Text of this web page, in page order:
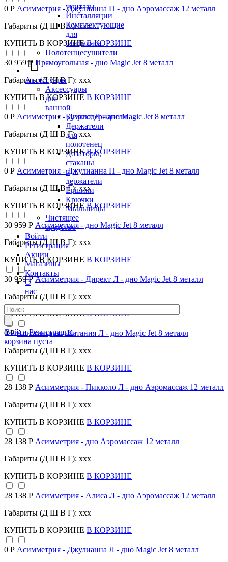
унитазы
Инсталляции
Комплектующие
для
санфаянса
Полотенцесушители
Аксессуары
Аксессуары
для
ванной
Бумагодержатели
Держатели
для
полотенец
Дозаторы,
стаканы
и
держатели
Ершики
Крючки
Мыльницы
Чистящее
средство
Войти
Регистрация
Акции
Магазины
Контакты
О
нас
Войти Регистрация
корзина пуста
0 Р Асимметрия - Джулианна П - дно Аэромассаж 12 металл
Габариты (Д Ш В Г): xxx
КУПИТЬ В КОРЗИНЕ В КОРЗИНЕ
30 959 РПрямоугольная - дно Magic Jet 8 металл
Габариты (Д Ш В Г): xxx
КУПИТЬ В КОРЗИНЕ В КОРЗИНЕ
0 Р Асимметрия - Директ Л - дно Magic Jet 8 металл
Габариты (Д Ш В Г): xxx
КУПИТЬ В КОРЗИНЕ В КОРЗИНЕ
0 Р Асимметрия - Джулианна П - дно Magic Jet 8 металл
Габариты (Д Ш В Г): xxx
КУПИТЬ В КОРЗИНЕ В КОРЗИНЕ
30 959 Р Асимметрия - дно Magic Jet 8 металл
Габариты (Д Ш В Г): xxx
КУПИТЬ В КОРЗИНЕ В КОРЗИНЕ
30 959 РАсимметрия - Директ Л - дно Magic Jet 8 металл
Габариты (Д Ш В Г): xxx
КУПИТЬ В КОРЗИНЕ В КОРЗИНЕ
0 РАсимметрия - Катания Л - дно Magic Jet 8 металл
Габариты (Д Ш В Г): xxx
КУПИТЬ В КОРЗИНЕ В КОРЗИНЕ
28 138 Р Асимметрия - Пикколо Л - дно Аэромассаж 12 металл
Габариты (Д Ш В Г): xxx
КУПИТЬ В КОРЗИНЕ В КОРЗИНЕ
28 138 Р Асимметрия - дно Аэромассаж 12 металл
Габариты (Д Ш В Г): xxx
КУПИТЬ В КОРЗИНЕ В КОРЗИНЕ
28 138 Р Асимметрия - Алиса Л - дно Аэромассаж 12 металл
Габариты (Д Ш В Г): xxx
КУПИТЬ В КОРЗИНЕ В КОРЗИНЕ
0 Р Асимметрия - Джулианна Л - дно Magic Jet 8 металл